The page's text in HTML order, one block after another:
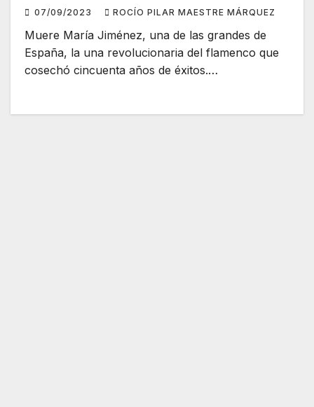
07/09/2023 ROCÍO PILAR MAESTRE MÁRQUEZ
Muere María Jiménez, una de las grandes de
España, la una revolucionaria del flamenco que
cosechó cincuenta años de éxitos.…